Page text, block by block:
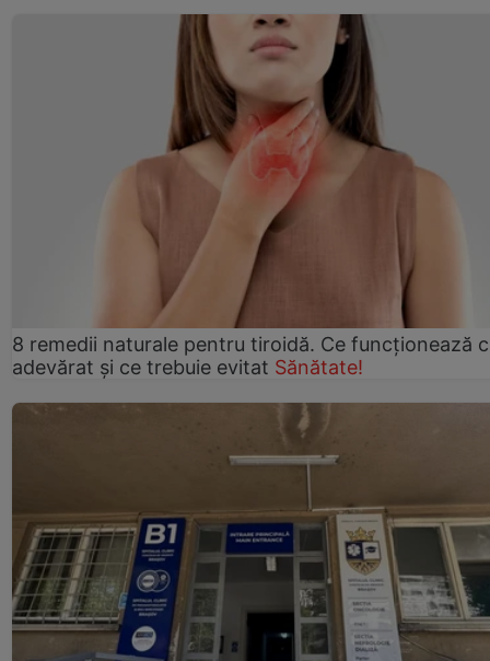
8 remedii naturale pentru tiroidă. Ce funcționează
adevărat și ce trebuie evitat Sănătate!